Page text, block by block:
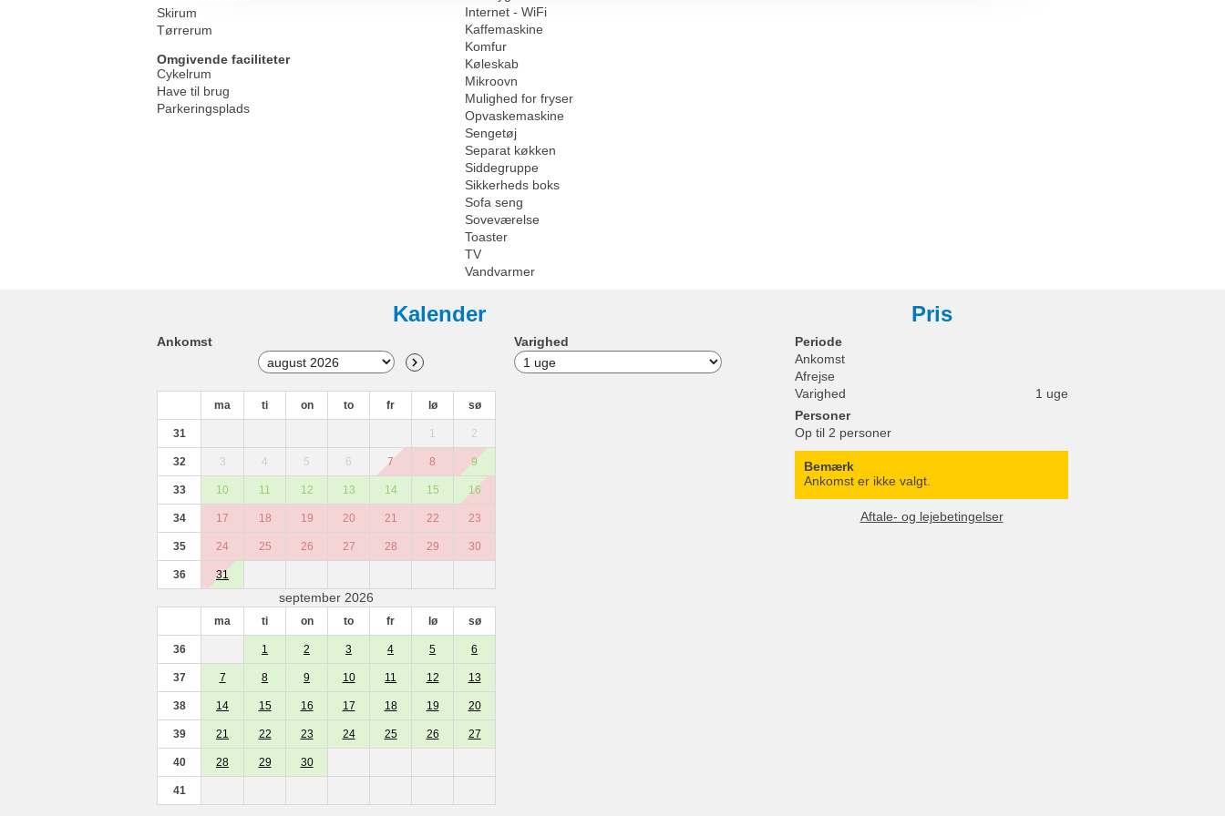
Skirum
Tørrerum
Omgivende faciliteter
Cykelrum
Have til brug
Parkeringsplads
Internet - WiFi
Kaffemaskine
Komfur
Køleskab
Mikroovn
Mulighed for fryser
Opvaskemaskine
Sengetøj
Separat køkken
Siddegruppe
Sikkerheds boks
Sofa seng
Soveværelse
Toaster
TV
Vandvarmer
Kalender
Ankomst
ma ti on to fr lø sø
31 1 2
32 3 4 5 6 7 8 9
33 10 11 12 13 14 15 16
34 17 18 19 20 21 22 23
35 24 25 26 27 28 29 30
36 31
september 2026
ma ti on to fr lø sø
36 1 2 3 4 5 6
37 7 8 9 10 11 12 13
38 14 15 16 17 18 19 20
39 21 22 23 24 25 26 27
40 28 29 30
41
Varighed
Pris
Periode
Ankomst
Afrejse
Varighed
1 uge
Personer
Op til 2 personer
Bemærk
Ankomst er ikke valgt.
Aftale- og lejebetingelser